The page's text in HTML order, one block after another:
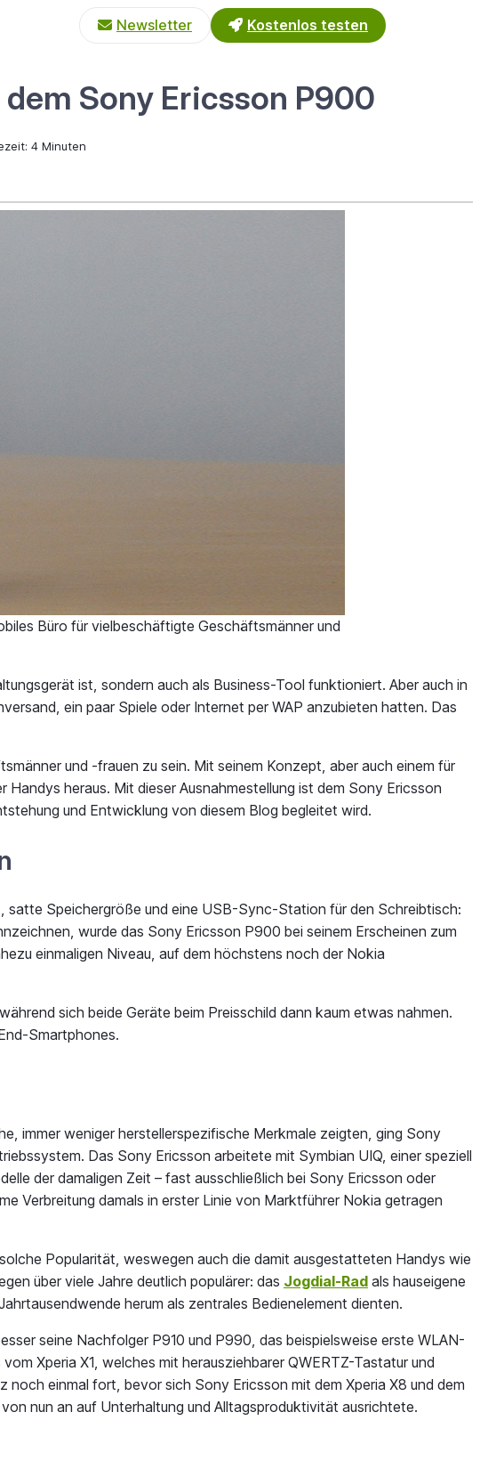
Newsletter Kostenlos testen
Sony Ericsson P900
4 Minuten
Büro für vielbeschäftigte Geschäftsmänner und
ist, sondern auch als Business-Tool funktioniert. Aber auch in
ein paar Spiele oder Internet per WAP anzubieten hatten. Das
und -frauen zu sein. Mit seinem Konzept, aber auch einem für
heraus. Mit dieser Ausnahmestellung ist dem Sony Ericsson
und Entwicklung von diesem Blog begleitet wird.
Speichergröße und eine USB-Sync-Station für den Schreibtisch:
wurde das Sony Ericsson P900 bei seinem Erscheinen zum
einmaligen Niveau, auf dem höchstens noch der Nokia
sich beide Geräte beim Preisschild dann kaum etwas nahmen.
Smartphones.
immer weniger herstellerspezifische Merkmale zeigten, ging Sony
Das Sony Ericsson arbeitete mit Symbian UIQ, einer speziell
der damaligen Zeit – fast ausschließlich bei Sony Ericsson oder
Verbreitung damals in erster Linie von Marktführer Nokia getragen
Popularität, weswegen auch die damit ausgestatteten Handys wie
über viele Jahre deutlich populärer: das Jogdial-Rad als hauseigene
herum als zentrales Bedienelement dienten.
seine Nachfolger P910 und P990, das beispielsweise erste WLAN-
Xperia X1, welches mit herausziehbarer QWERTZ-Tastatur und
einmal fort, bevor sich Sony Ericsson mit dem Xperia X8 und dem
nun an auf Unterhaltung und Alltagsproduktivität ausrichtete.